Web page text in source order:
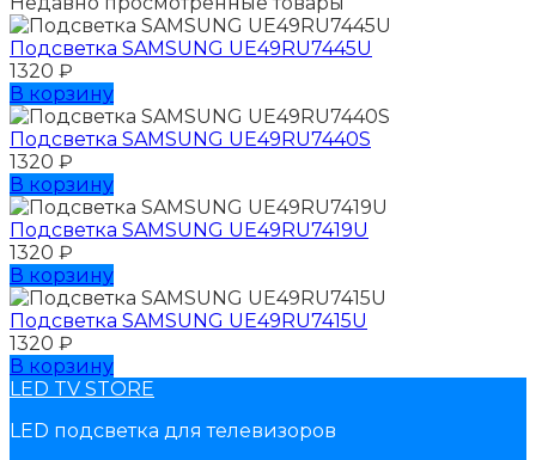
Подсветка SAMSUNG UЕ49RU7445U
1320 ₽
В корзину
Подсветка SAMSUNG UЕ49RU7440S
1320 ₽
В корзину
Подсветка SAMSUNG UЕ49RU7419U
1320 ₽
В корзину
Подсветка SAMSUNG UЕ49RU7415U
1320 ₽
В корзину
LED TV STORE
LED подсветка для телевизоров